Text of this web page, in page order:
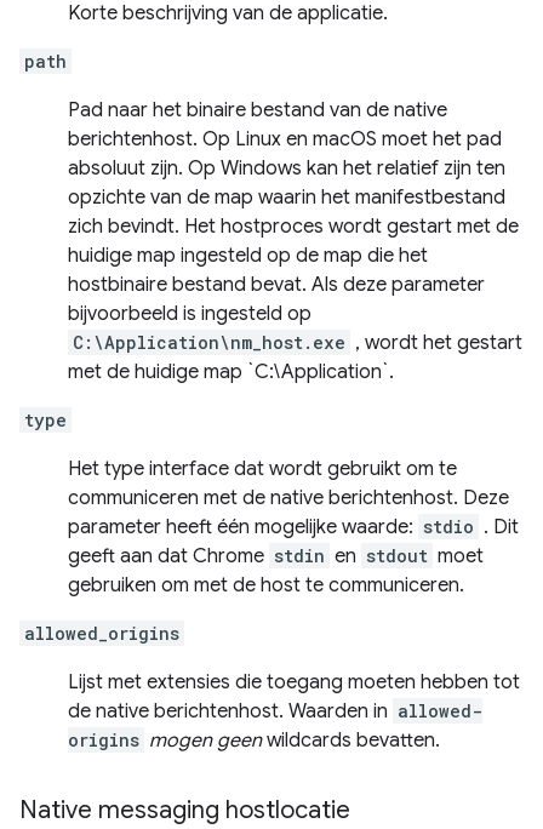
Korte beschrijving van de applicatie.
path
Pad naar het binaire bestand van de native
berichtenhost. Op Linux en macOS moet het pad
absoluut zijn. Op Windows kan het relatief zijn ten
opzichte van de map waarin het manifestbestand
zich bevindt. Het hostproces wordt gestart met de
huidige map ingesteld op de map die het
hostbinaire bestand bevat. Als deze parameter
bijvoorbeeld is ingesteld op
C:\Application\nm_host.exe , wordt het gestart
met de huidige map `C:\Application`.
type
Het type interface dat wordt gebruikt om te
communiceren met de native berichtenhost. Deze
parameter heeft één mogelijke waarde: stdio . Dit
geeft aan dat Chrome stdin en stdout moet
gebruiken om met de host te communiceren.
allowed_origins
Lijst met extensies die toegang moeten hebben tot
de native berichtenhost. Waarden in allowed-
origins mogen geenwildcards bevatten.
Native messaging hostlocatie